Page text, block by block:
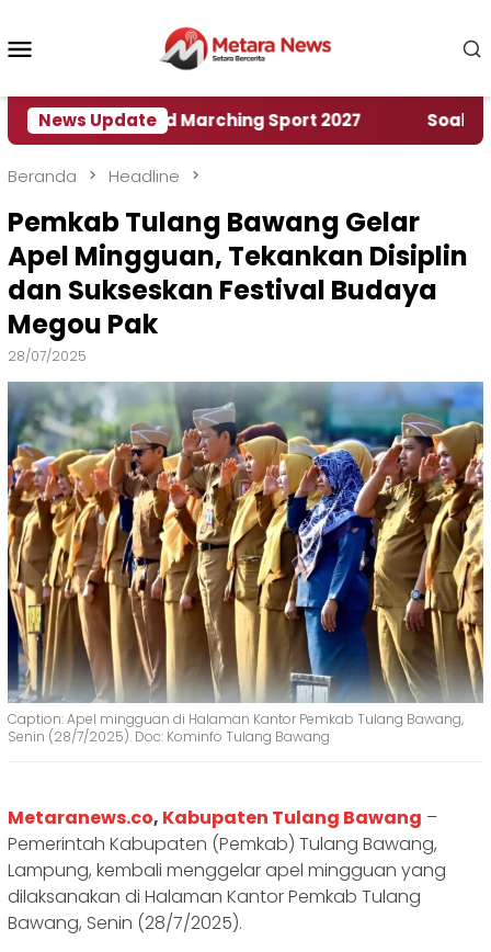
konten
News Update
World Marching Sport 2027 ‎Soal Rencana
Beranda Headline
Pemkab Tulang Bawang Gelar
Apel Mingguan, Tekankan Disiplin
dan Sukseskan Festival Budaya
Megou Pak
28/07/2025
Caption: Apel mingguan di Halaman Kantor Pemkab Tulang Bawang,
Senin (28/7/2025). Doc: Kominfo Tulang Bawang
Metaranews.co, Kabupaten Tulang Bawang –
Pemerintah Kabupaten (Pemkab) Tulang Bawang,
Lampung, kembali menggelar apel mingguan yang
dilaksanakan di Halaman Kantor Pemkab Tulang
Bawang, Senin (28/7/2025).